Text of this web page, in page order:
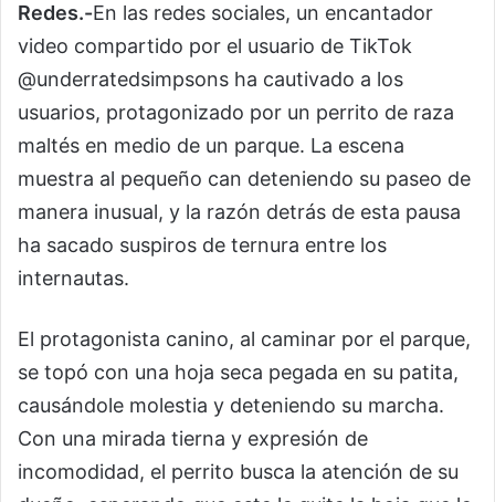
Redes.-En las redes sociales, un encantador
video compartido por el usuario de TikTok
@underratedsimpsons ha cautivado a los
usuarios, protagonizado por un perrito de raza
maltés en medio de un parque. La escena
muestra al pequeño can deteniendo su paseo de
manera inusual, y la razón detrás de esta pausa
ha sacado suspiros de ternura entre los
internautas.
El protagonista canino, al caminar por el parque,
se topó con una hoja seca pegada en su patita,
causándole molestia y deteniendo su marcha.
Con una mirada tierna y expresión de
incomodidad, el perrito busca la atención de su